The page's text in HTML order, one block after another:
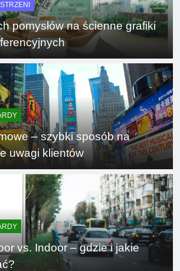
pomysłów na ścienne grafiki
– szybki sposób na
uwagi klientów
vs. Indoor – gdzie i jakie